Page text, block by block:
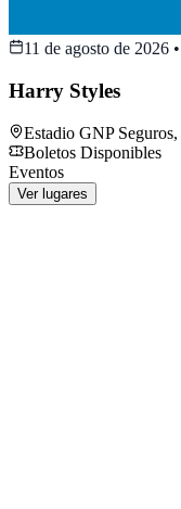
11 de agosto de 2026 •
Harry Styles
Estadio GNP Seguros,
Boletos Disponibles
Eventos
Ver lugares